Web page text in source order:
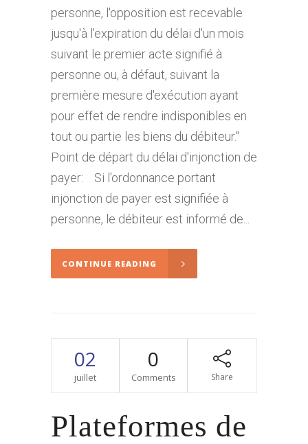
personne, l'opposition est recevable
jusqu'à l'expiration du délai d'un mois
suivant le premier acte signifié à
personne ou, à défaut, suivant la
première mesure d'exécution ayant
pour effet de rendre indisponibles en
tout ou partie les biens du débiteur."
Point de départ du délai d'injonction de
payer: Si l'ordonnance portant
injonction de payer est signifiée à
personne, le débiteur est informé de...
CONTINUE READING
02
juillet
0
Comments Share
Plateformes de